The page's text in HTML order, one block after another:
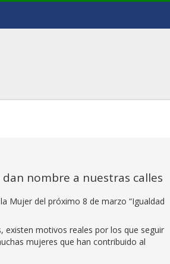
nombre a nuestras calles
Mujer del próximo 8 de marzo “Igualdad
existen motivos reales por los que seguir
mujeres que han contribuido al